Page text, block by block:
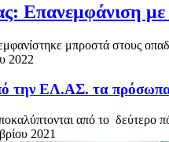
Επανεμφάνιση με
μπροστά στους
2022
την ΕΛ.ΑΣ. τα πρόσωπα
από το δεύτερο
2021